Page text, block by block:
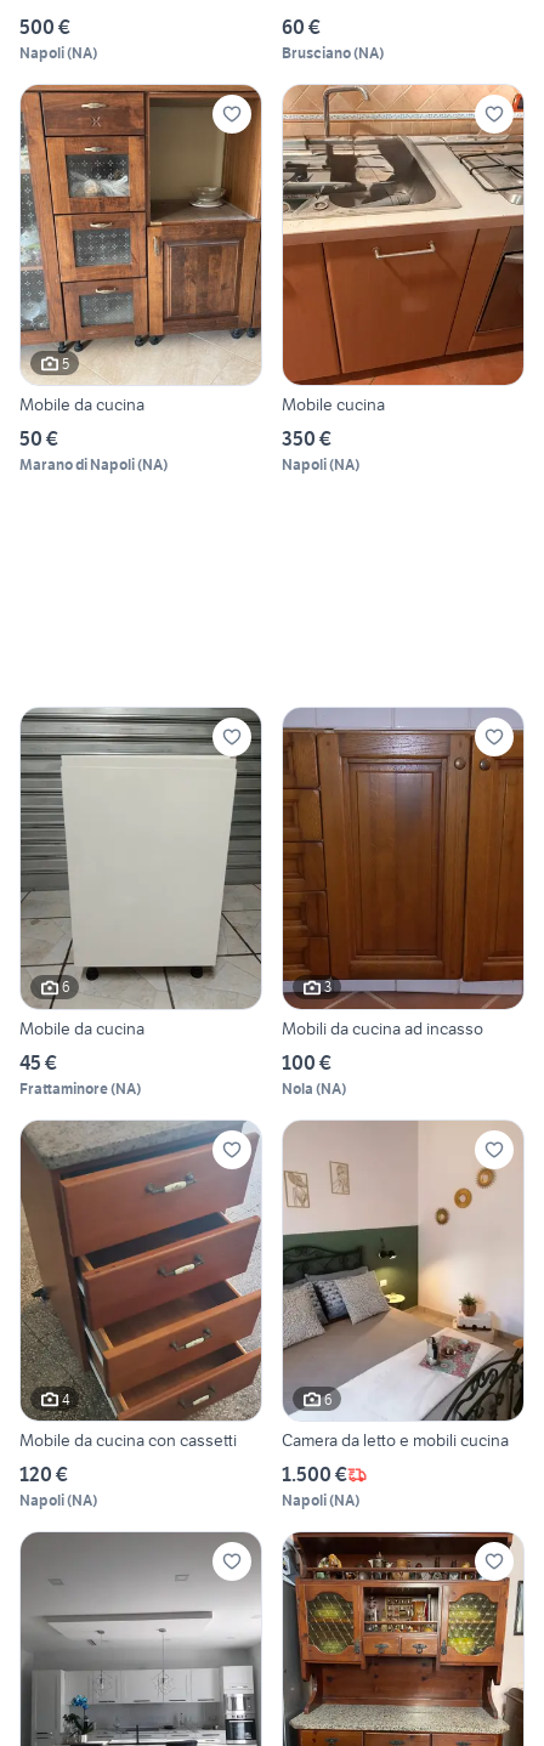
500 €
Napoli(NA)
60 €
Brusciano(NA)
5
Mobile da cucina
50 €
Marano di Napoli(NA)
Mobile cucina
350 €
Napoli(NA)
6
Mobile da cucina
45 €
Frattaminore(NA)
3
Mobili da cucina ad incasso
100 €
Nola (NA)
4
Mobile da cucina con cassetti
120 €
Napoli(NA)
6
Camera da letto e mobili cucina
1.500 €
Napoli(NA)